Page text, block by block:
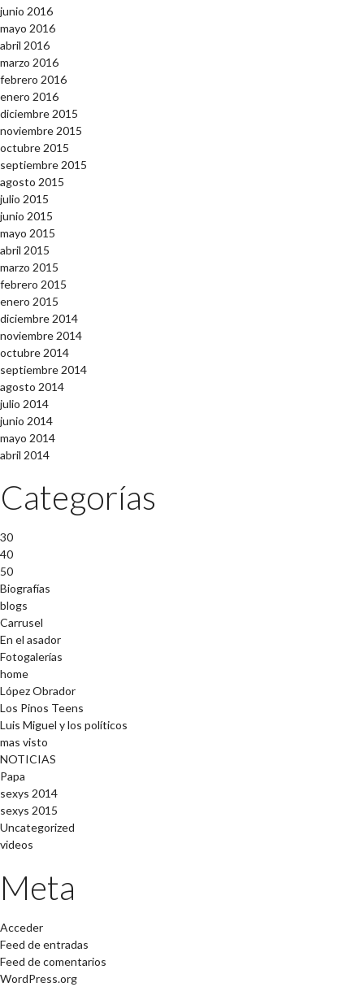
junio 2016
mayo 2016
abril 2016
marzo 2016
febrero 2016
enero 2016
diciembre 2015
noviembre 2015
octubre 2015
septiembre 2015
agosto 2015
julio 2015
junio 2015
mayo 2015
abril 2015
marzo 2015
febrero 2015
enero 2015
diciembre 2014
noviembre 2014
octubre 2014
septiembre 2014
agosto 2014
julio 2014
junio 2014
mayo 2014
abril 2014
Categorías
30
40
50
Biografías
blogs
Carrusel
En el asador
Fotogalerías
home
López Obrador
Los Pinos Teens
Luis Miguel y los políticos
mas visto
NOTICIAS
Papa
sexys 2014
sexys 2015
Uncategorized
videos
Meta
Acceder
Feed de entradas
Feed de comentarios
WordPress.org